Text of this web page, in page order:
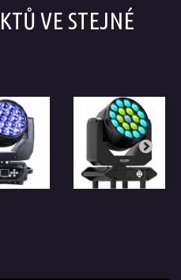
VE STEJNÉ